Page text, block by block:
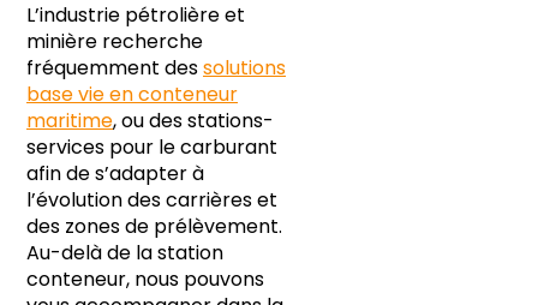
L’industrie pétrolière et
minière recherche
fréquemment dessolutions
base vie en conteneur
maritime, ou des stations-
services pour le carburant
afin de s’adapter à
l’évolution des carrières et
des zones de prélèvement.
Au-delà de la station
conteneur, nous pouvons